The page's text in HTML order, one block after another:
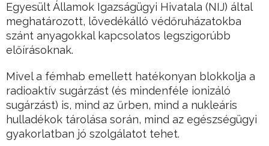
Egyesült Államok Igazságügyi Hivatala (NIJ) által
meghatározott, lövedékálló védőruházatokba
szánt anyagokkal kapcsolatos legszigorúbb
előírásoknak.
Mivel a fémhab emellett hatékonyan blokkolja a
radioaktív sugárzást (és mindenféle ionizáló
sugárzást) is, mind az űrben, mind a nukleáris
hulladékok tárolása során, mind az egészségügyi
gyakorlatban jó szolgálatot tehet.